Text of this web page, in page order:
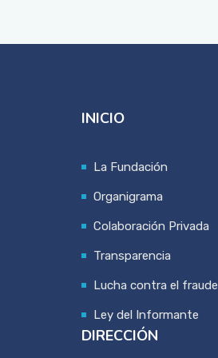
INICIO
La Fundación
Organigrama
Colaboración Privada
Transparencia
Lucha contra el fraude
Ley del Informante
DIRECCIÓN